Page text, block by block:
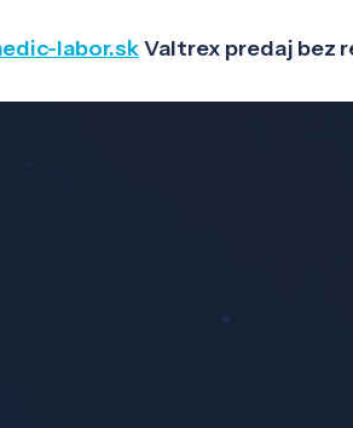
labor.skValtrex predaj bez